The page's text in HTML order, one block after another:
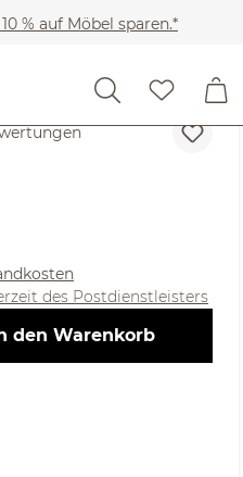
% auf Möbel sparen.*
Entspannung Körper- &
von 4.63 von 5 Sternen
des Postdienstleisters
den
den Warenkorb